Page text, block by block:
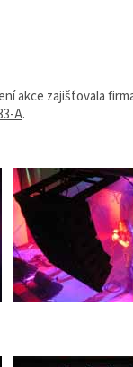
akce zajišťovala
A.